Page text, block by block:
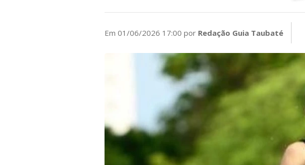
Em 01/06/2026 17:00 por Redação Guia Taubaté